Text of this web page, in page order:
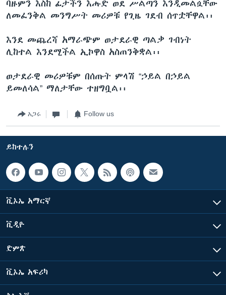
ባዙምን እስከ ፊታችን እሑድ ወደ ሥልጣን እንዲመልሷቸው
ለመፈንቅል መንግሥት መሪዎቹ የጊዜ ገደብ ሰጥቷቸዋል፡፡
እንደ መጨረሻ አማራጭም ወታደራዊ ጣልቃ ገብነት
ሊከተል እንደሚችል ኢኮዋስ አስጠንቅቋል፡፡
ወታደራዊ መሪዎቹም በሰጡት ምላሽ “ኃይል በኃይል
ይመለሳል” ማለታቸው ተዘግቧል፡፡
አጋሩ Follow us
ይከተሉን
ቪኦኤ አማርኛ
ቪዲዮ
ድምጽ
ቪኦኤ አፍሪካ